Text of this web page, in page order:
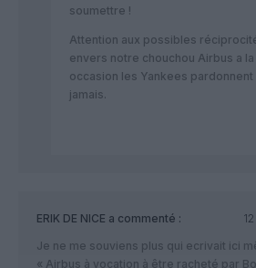
soumettre !
Attention aux possibles
envers notre chouchou Airbus a
occasion les Yankees pardonnent
jamais.
ERIK DE NICE a commenté :
Je ne me souviens plus qui ecrivait ici
« Airbus à vocation à être racheté par